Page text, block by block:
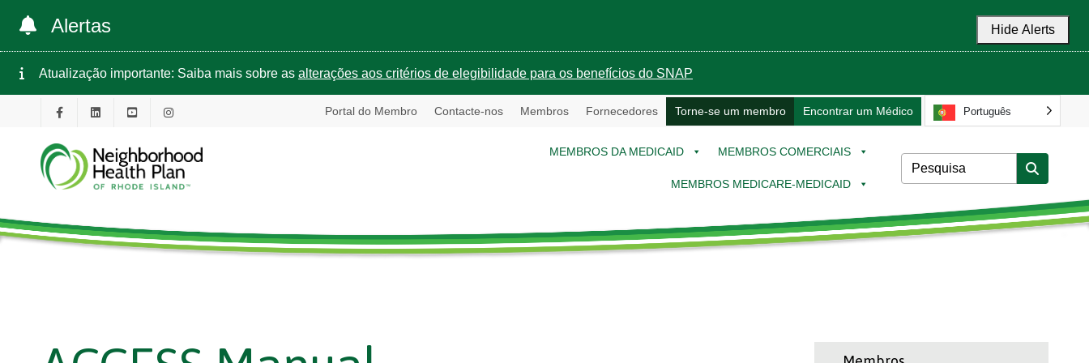
Alertas Hide Alerts
Atualização importante: Saiba mais sobre as alterações aos critérios de elegibilidade para os benefícios do SNAP
Portal do Membro Contacte-nos Membros Fornecedores Torne-se um membro Encontrar um Médico Português
MEMBROS DA MEDICAID MEMBROS COMERCIAIS
MEMBROS MEDICARE-MEDICAID